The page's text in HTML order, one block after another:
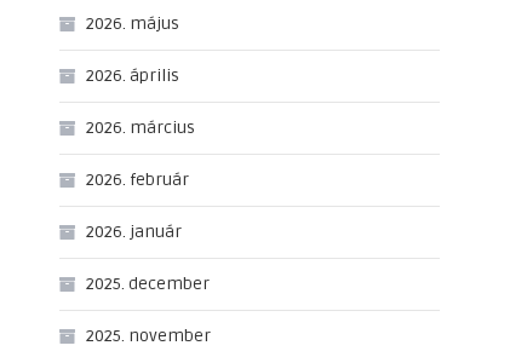
2026. május
2026. április
2026. március
2026. február
2026. január
2025. december
2025. november